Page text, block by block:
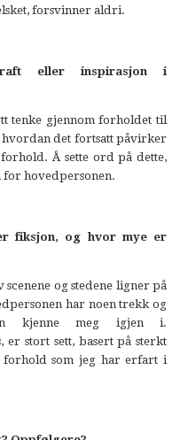
forsvinner aldri.
eller inspirasjon i
tenke gjennom forholdet til
hvordan det fortsatt påvirker
Å sette ord på dette,
hovedpersonen.
fiksjon, og hvor mye er
og stedene ligner på
har noen trekk og
kjenne meg igjen i.
er stort sett, basert på sterkt
som jeg har erfart i